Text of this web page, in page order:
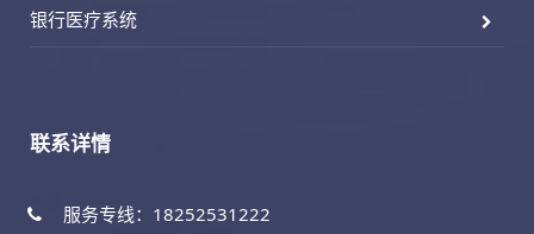
银行医疗系统
联系详情
服务专线：18252531222